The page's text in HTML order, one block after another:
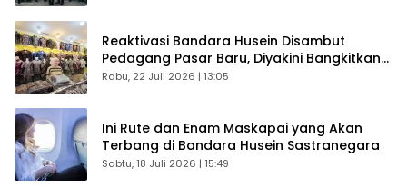
Reaktivasi Bandara Husein Disambut
Pedagang Pasar Baru, Diyakini Bangkitkan
Kembali Ekonomi Bandung
Rabu, 22 Juli 2026 | 13:05
Ini Rute dan Enam Maskapai yang Akan
Terbang di Bandara Husein Sastranegara
Sabtu, 18 Juli 2026 | 15:49